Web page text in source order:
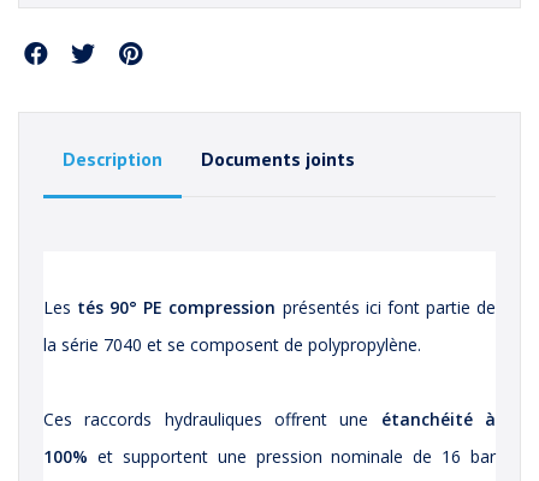
Partager
Description Documents joints
Les tés 90° PE compression présentés ici font partie de
la série 7040 et se composent de polypropylène.
Ces raccords hydrauliques offrent une étanchéité à
100% et supportent une pression nominale de 16 bar